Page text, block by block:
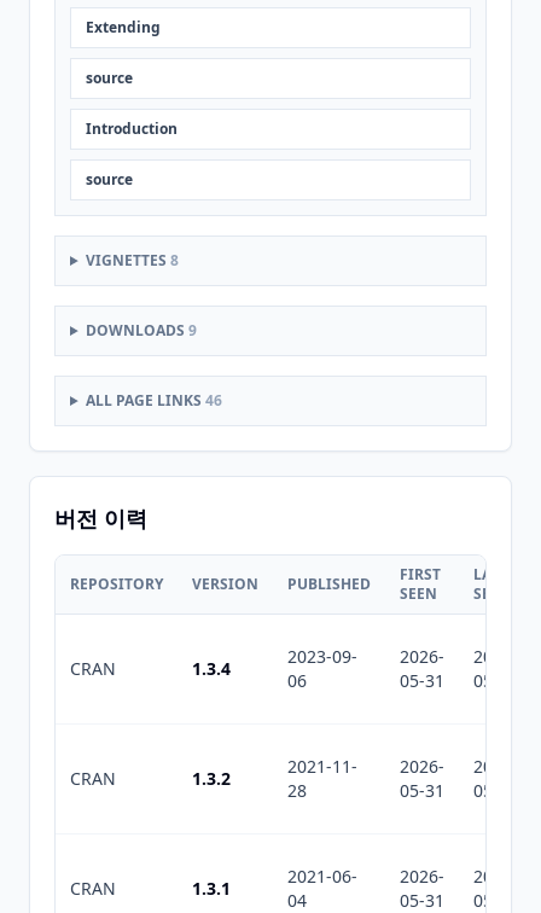
Extending
source
Introduction
source
VIGNETTES 8
DOWNLOADS 9
ALL PAGE LINKS 46
버전 이력
REPOSITORY VERSION PUBLISHED
FIRST
SEEN
LAST
SEEN
CRAN 1.3.4
2023-09-
06
2026-
05-31
2026-
05-31
CRAN 1.3.2
2021-11-
28
2026-
05-31
2026-
05-31
CRAN 1.3.1
2021-06-
04
2026-
05-31
2026-
05-31